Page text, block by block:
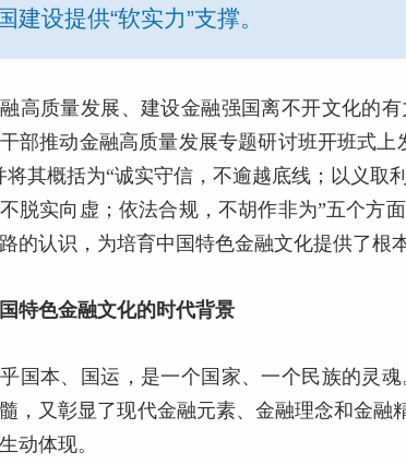
建设提供“软实力”支撑。
高质量发展、建设金融强国离不开文化的
部推动金融高质量发展专题研讨班开班式
将其概括为“诚实守信，不逾越底线；以义取
脱实向虚；依法合规，不胡作非为”五个方
的认识，为培育中国特色金融文化提供了根
特色金融文化的时代背景
国本、国运，是一个国家、一个民族的灵
，又彰显了现代金融元素、金融理念和金融
动体现。